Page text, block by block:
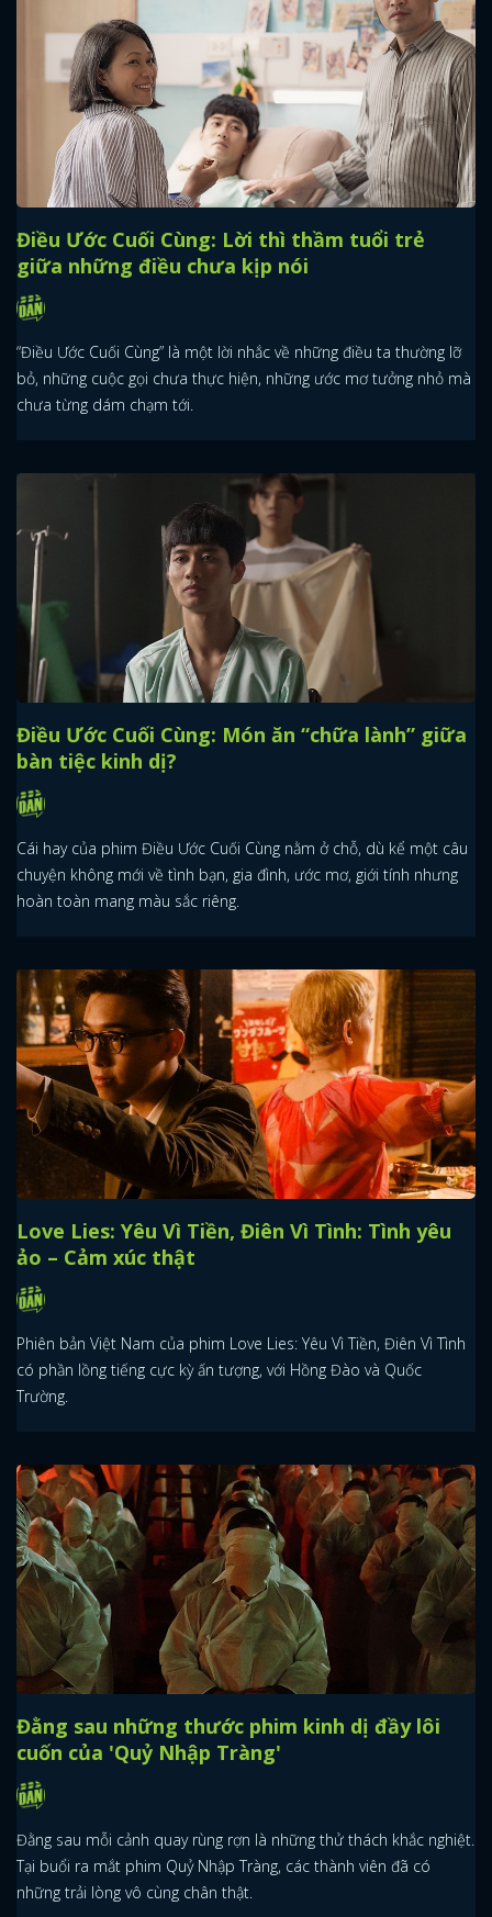
Điều Ước Cuối Cùng: Lời thì thầm tuổi trẻ
giữa những điều chưa kịp nói
“Điều Ước Cuối Cùng” là một lời nhắc về những điều ta thường lỡ
bỏ, những cuộc gọi chưa thực hiện, những ước mơ tưởng nhỏ mà
chưa từng dám chạm tới.
Điều Ước Cuối Cùng: Món ăn “chữa lành” giữa
bàn tiệc kinh dị?
Cái hay của phim Điều Ước Cuối Cùng nằm ở chỗ, dù kể một câu
chuyện không mới về tình bạn, gia đình, ước mơ, giới tính nhưng
hoàn toàn mang màu sắc riêng.
Love Lies: Yêu Vì Tiền, Điên Vì Tình: Tình yêu
ảo – Cảm xúc thật
Phiên bản Việt Nam của phim Love Lies: Yêu Vì Tiền, Điên Vì Tình
có phần lồng tiếng cực kỳ ấn tượng, với Hồng Đào và Quốc
Trường.
Đằng sau những thước phim kinh dị đầy lôi
cuốn của 'Quỷ Nhập Tràng'
Đằng sau mỗi cảnh quay rùng rợn là những thử thách khắc nghiệt.
Tại buổi ra mắt phim Quỷ Nhập Tràng, các thành viên đã có
những trải lòng vô cùng chân thật.